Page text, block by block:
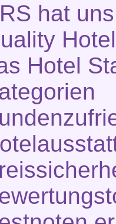
hat
Hotel